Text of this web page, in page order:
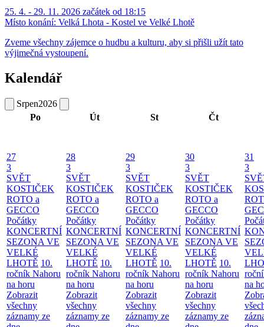
25. 4. - 29. 11. 2026 začátek od 18:15
Místo konání: Velká Lhota - Kostel ve Velké Lhotě
Zveme všechny zájemce o hudbu a kulturu, aby si přišli užít tato
výjimečná vystoupení.
Kalendář
Srpen2026
Po
Út St Čt
27
3
SVĚT
KOSTIČEK
ROTO a
GECCO
Počátky
KONCERTNÍ
SEZONA VE
VELKÉ
LHOTĚ 10.
ročník Nahoru
na horu
Zobrazit
všechny
záznamy ze
28
3
SVĚT
KOSTIČEK
ROTO a
GECCO
Počátky
KONCERTNÍ
SEZONA VE
VELKÉ
LHOTĚ 10.
ročník Nahoru
na horu
Zobrazit
všechny
záznamy ze
29
3
SVĚT
KOSTIČEK
ROTO a
GECCO
Počátky
KONCERTNÍ
SEZONA VE
VELKÉ
LHOTĚ 10.
ročník Nahoru
na horu
Zobrazit
všechny
záznamy ze
30
3
SVĚT
KOSTIČEK
ROTO a
GECCO
Počátky
KONCERTNÍ
SEZONA VE
VELKÉ
LHOTĚ 10.
ročník Nahoru
na horu
Zobrazit
všechny
záznamy ze
31
3
na